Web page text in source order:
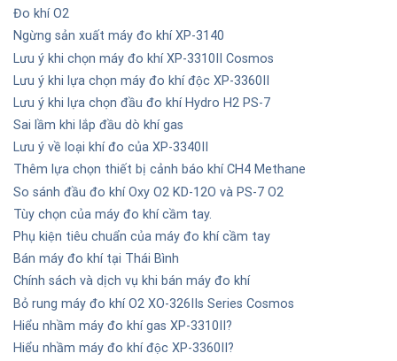
Đo khí O2
Ngừng sản xuất máy đo khí XP-3140
Lưu ý khi chọn máy đo khí XP-3310II Cosmos
Lưu ý khi lựa chọn máy đo khí độc XP-3360II
Lưu ý khi lựa chọn đầu đo khí Hydro H2 PS-7
Sai lầm khi lắp đầu dò khí gas
Lưu ý về loại khí đo của XP-3340II
Thêm lựa chọn thiết bị cảnh báo khí CH4 Methane
So sánh đầu đo khí Oxy O2 KD-12O và PS-7 O2
Tùy chọn của máy đo khí cầm tay.
Phụ kiện tiêu chuẩn của máy đo khí cầm tay
Bán máy đo khí tại Thái Bình
Chính sách và dịch vụ khi bán máy đo khí
Bỏ rung máy đo khí O2 XO-326IIs Series Cosmos
Hiểu nhầm máy đo khí gas XP-3310II?
Hiểu nhầm máy đo khí độc XP-3360II?